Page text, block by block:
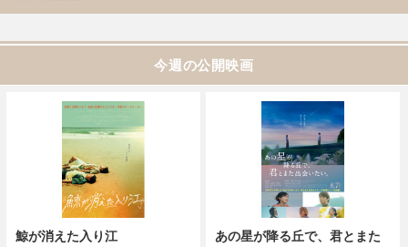
今週の公開映画
鯨が消えた入り江
あの星が降る丘で、君とまた